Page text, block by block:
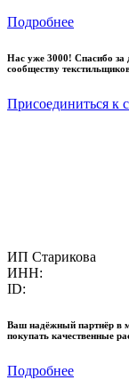
Подробнее
Нас уже 3000! Спасибо за
сообществу
Присоединиться к
ИП Старикова
ИНН:
ID:
Ваш надёжный партнёр в
покупать качественные
Подробнее